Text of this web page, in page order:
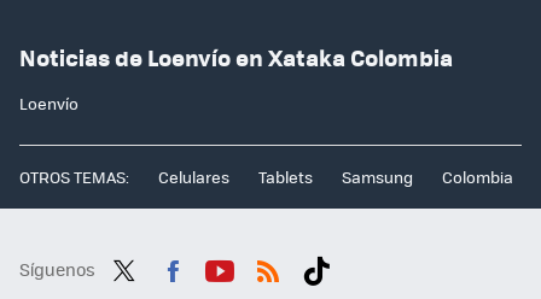
Noticias de Loenvío en Xataka Colombia
Loenvío
OTROS TEMAS: Celulares Tablets Samsung Colombia
Síguenos